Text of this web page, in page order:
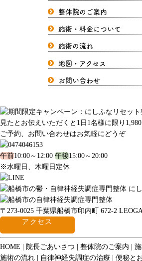
整体院のご案内
施術・料金について
施術の流れ
地図・アクセス
お問い合わせ
ご予約、お問い合わせはお気軽にどうぞ
午前10:00～12:00 午後15:00～20:00
※水曜日、木曜日定休
〒273-0025 千葉県船橋市印内町 672-2
アクセス
HOME 院長ごあいさつ 整体院のご案内
施術の流れ
自律神経失調症の治療 便秘と